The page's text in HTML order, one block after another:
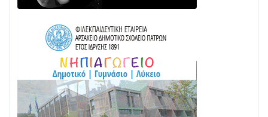
ΤΟ ΠΑΡΤΥ ΣΥΝΕΧΙΖΕΤΑΙ…
Στο σκοτάδι μεγάλο μέρος στο Λυγιά Ναυπάκτου
Σε τροχιά υλοποίησης η Παράκαμψη του Κέντρου
της Ναυπάκτου
04/08 • 12:08